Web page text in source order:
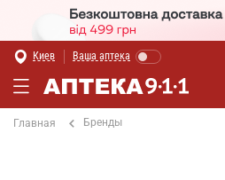
Киев Ваша аптека
Главная Бренды